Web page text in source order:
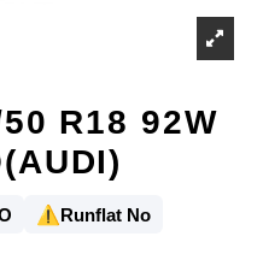
R18 92W
⚠️Runflat No